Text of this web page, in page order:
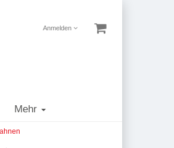
Anmelden
Mehr